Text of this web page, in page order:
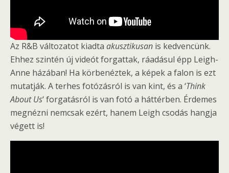
Az R&B változatot kiadta akusztikusan is kedvencünk.
Ehhez szintén új videót forgattak, ráadásul épp Leigh-
Anne házában! Ha körbenéztek, a képek a falon is ezt
mutatják. A terhes fotózásról is van kint, és a ‘Think
About Us‘ forgatásról is van fotó a háttérben. Érdemes
megnézni nemcsak ezért, hanem Leigh csodás hangja
végett is!